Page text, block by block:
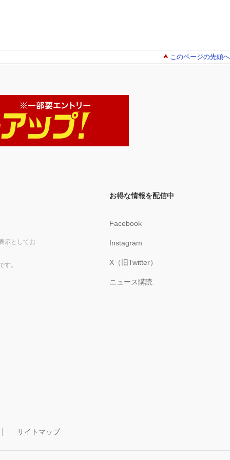
このページの先頭へ
示としてお
す。
お得な情報を配信中
Facebook
Instagram
X（旧Twitter）
ニュース購読
サイトマップ